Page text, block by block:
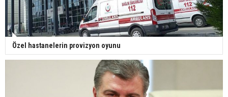
Özel hastanelerin provizyon oyunu